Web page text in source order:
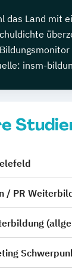
das Land mit
insm-
/ PR